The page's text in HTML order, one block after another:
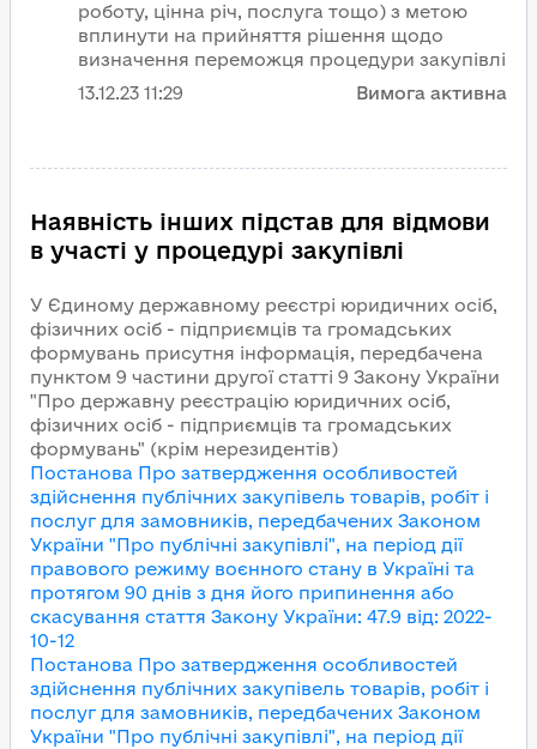
роботу, цінна річ, послуга тощо) з метою
вплинути на прийняття рішення щодо
визначення переможця процедури закупівлі
13.12.23 11:29 Вимога активна
Наявність інших підстав для відмови
в участі у процедурі закупівлі
У Єдиному державному реєстрі юридичних осіб,
фізичних осіб - підприємців та громадських
формувань присутня інформація, передбачена
пунктом 9 частини другої статті 9 Закону України
"Про державну реєстрацію юридичних осіб,
фізичних осіб - підприємців та громадських
формувань" (крім нерезидентів)
Постанова Про затвердження особливостей
здійснення публічних закупівель товарів, робіт і
послуг для замовників, передбачених Законом
України "Про публічні закупівлі", на період дії
правового режиму воєнного стану в Україні та
протягом 90 днів з дня його припинення або
скасування стаття Закону України: 47.9 від: 2022-
10-12
Постанова Про затвердження особливостей
здійснення публічних закупівель товарів, робіт і
послуг для замовників, передбачених Законом
України "Про публічні закупівлі", на період дії